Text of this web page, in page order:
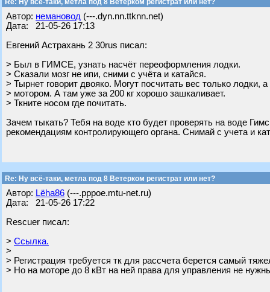
Re: Ну всё-таки, метла под 8 Ветерком регистрат или нет?
Автор: немановод (---.dyn.nn.ttknn.net)
Дата: 21-05-26 17:13
Евгений Астрахань 2 30rus писал:
> Был в ГИМСЕ, узнать насчёт переоформления лодки.
> Сказали мозг не ипи, сними с учёта и катайся.
> Тырнет говорит двояко. Могут посчитать вес только лодки,
> мотором. А там уже за 200 кг хорошо зашкаливает.
> Ткните носом где почитать.
Зачем тыкать? Тебя на воде кто будет проверять на воде
рекомендациям контролирующего органа. Снимай с учета и
Re: Ну всё-таки, метла под 8 Ветерком регистрат или нет?
Автор: Lёha86 (---.pppoe.mtu-net.ru)
Дата: 21-05-26 17:22
Rescuer писал:
> Ссылка.
>
> Регистрация требуется тк для рассчета берется самый
> Но на моторе до 8 кВт на ней права для управления не